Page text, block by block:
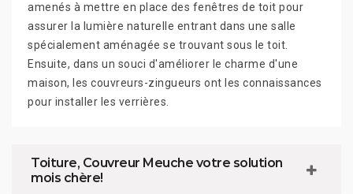
amenés à mettre en place des fenêtres de toit pour
assurer la lumière naturelle entrant dans une salle
spécialement aménagée se trouvant sous le toit.
Ensuite, dans un souci d'améliorer le charme d'une
maison, les couvreurs-zingueurs ont les connaissances
pour installer les verrières.
Toiture, Couvreur Meuche votre solution
mois chère!